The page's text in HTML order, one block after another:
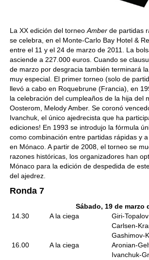
La XX edición del torneo Amber de partidas
se celebra, en el Monte-Carlo Bay Hotel &
entre el 11 y el 24 de marzo de 2011. La
asciende a 227.000 euros. Cuando se
de marzo por desgracia también terminará
muy especial. El primer torneo (solo de
llevó a cabo en Roquebrune (Francia), en
la celebración del cumpleaños de la hija del
Oosterom, Melody Amber. Se coronó
Ivanchuk, el único ajedrecista que ha
ediciones! En 1993 se introdujo la fórmula
como combinación entre partidas rápidas y
en Mónaco. A partir de 2008, el torneo se
razones históricas, los organizadores han
Mónaco para la edición de despedida de
del ajedrez.
Ronda 7
Sábado, 19 de marzo
14.30
A la ciega
Giri-Topalov
Carlsen-
Gashimov-
16.00
A la ciega
Aronian-
Ivanchuk-